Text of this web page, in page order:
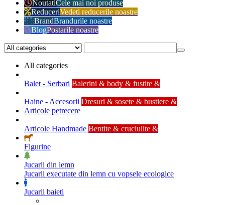
NoutatiCele mai noi produse
ReduceriVedeti reducerile noastre
BrandBrandurile noastre
BlogPostarile noastre
All categories
Balet - Serbari Balerini & body & fustite &
Haine - Accesorii Dresuri & sosete & bustiere &
Articole petrecere
Articole Handmade Bentite & cruciulite &
Figurine
Jucarii din lemn
Jucarii executate din lemn cu vopsele ecologice
Jucarii baieti